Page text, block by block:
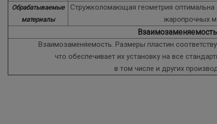
Обрабатываемые
материалы
Стружколомающая геометрия
жаропрочных
Взаимозаменяемость
Взаимозаменяемость. Размеры пластин
что обеспечивает их установку на все
в том числе и других